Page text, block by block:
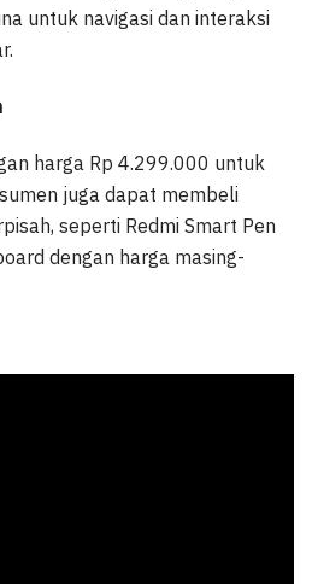
untuk navigasi dan interaksi
harga Rp 4.299.000 untuk
juga dapat membeli
seperti Redmi Smart Pen
dengan harga masing-